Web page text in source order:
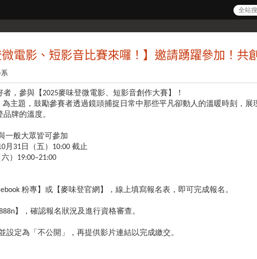
電影、短影音比賽來囉！】邀請踴躍參加！共
，參與【2025麥味登微電影、短影音創作大賽】！
為主題，鼓勵參賽者透過鏡頭捕捉日常中那些平凡卻動人的溫暖時刻，
牌的溫度。
一般大眾皆可參加
月31日（五）10:00 截止
）19:00–21:00
粉專】或【麥味登官網】，線上填寫報名表，即可完成報名。
】，確認報名狀況及進行資格審查。
設定為「不公開」，再提供影片連結以完成繳交。